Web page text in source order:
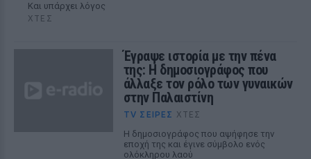
Και υπάρχει λόγος
ΧΤΕΣ
Έγραψε ιστορία με την πένα
της: Η δημοσιογράφος που
άλλαξε τον ρόλο των γυναικών
στην Παλαιστίνη
TV ΣΕΙΡΈΣ ΧΤΕΣ
Η δημοσιογράφος που αψήφησε την
εποχή της και έγινε σύμβολο ενός
ολόκληρου λαού